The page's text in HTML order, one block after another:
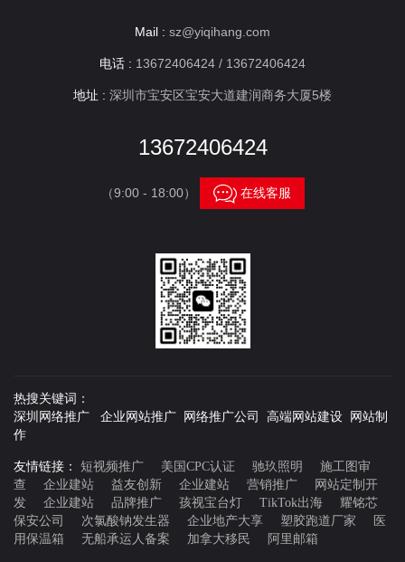
Mail : sz@yiqihang.com
电话 : 13672406424 / 13672406424
地址 : 深圳市宝安区宝安大道建润商务大厦5楼
13672406424
（9:00 - 18:00） 在线客服
热搜关键词：
深圳网络推广 企业网站推广 网络推广公司 高端网站建设 网站制
作
友情链接： 短视频推广 美国CPC认证 驰玖照明
施工图审
查
企业建站 益友创新 企业建站 营销推广
网站定制开
发
企业建站 品牌推广 孩视宝台灯 TikTok出海
耀铭芯
保安公司
次氯酸钠发生器 企业地产大享 塑胶跑道厂家
医
用保温箱
无船承运人备案 加拿大移民 阿里邮箱